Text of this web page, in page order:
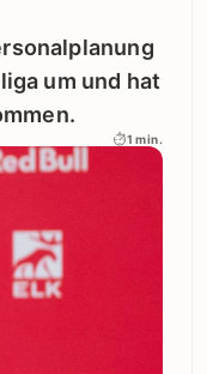
um und hat
1 min.